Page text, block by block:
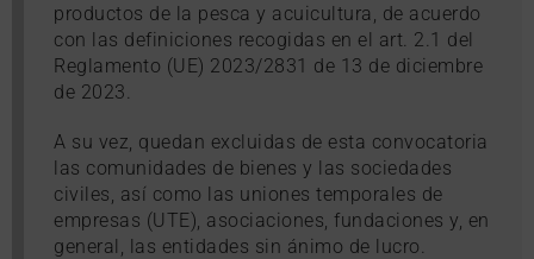
productos de la pesca y acuicultura, de acuerdo
con las definiciones recogidas en el art. 2.1 del
Reglamento (UE) 2023/2831 de 13 de diciembre
de 2023.
A su vez, quedan excluidas de esta convocatoria
las comunidades de bienes y las sociedades
civiles, así como las uniones temporales de
empresas (UTE), asociaciones, fundaciones y, en
general, las entidades sin ánimo de lucro.